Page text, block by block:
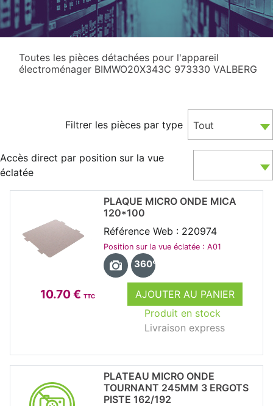
Toutes les pièces détachées pour l'appareil
électroménager BIMWO20X343C 973330 VALBERG
Filtrer les pièces par type Tout
Accès direct par position sur la vue
éclatée
10.70 € TTC
AJOUTER AU PANIER
Produit en stock
Livraison express
PLAQUE MICRO ONDE MICA
120*100
Référence Web : 220974
Position sur la vue éclatée : A01
360°
PLATEAU MICRO ONDE
TOURNANT 245MM 3 ERGOTS
PISTE 162/192